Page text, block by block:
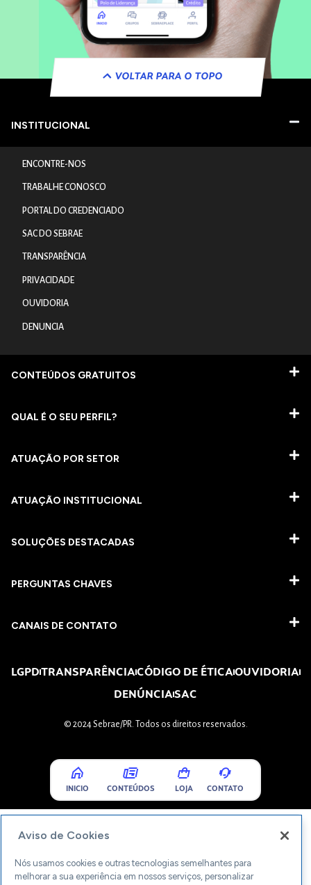
VOLTAR PARA O TOPO
INSTITUCIONAL
ENCONTRE-NOS
TRABALHE CONOSCO
PORTAL DO CREDENCIADO
SAC DO SEBRAE
TRANSPARÊNCIA
PRIVACIDADE
OUVIDORIA
DENUNCIA
CONTEÚDOS GRATUITOS
QUAL É O SEU PERFIL?
ATUAÇÃO POR SETOR
ATUAÇÃO INSTITUCIONAL
SOLUÇÕES DESTACADAS
PERGUNTAS CHAVES​
CANAIS DE CONTATO
LGPDTRANSPARÊNCIACÓDIGO DE ÉTICAOUVIDORIA
DENÚNCIASAC
© 2024 Sebrae/PR. Todos os direitos reservados.
INICIO CONTEÚDOS LOJA CONTATO
Aviso de Cookies
Nós usamos cookies e outras tecnologias semelhantes para
melhorar a sua experiência em nossos serviços, personalizar